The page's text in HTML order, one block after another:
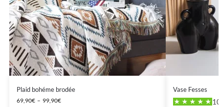
Plaid bohéme brodée
69,90€ – 99,90€
Vase Fesses